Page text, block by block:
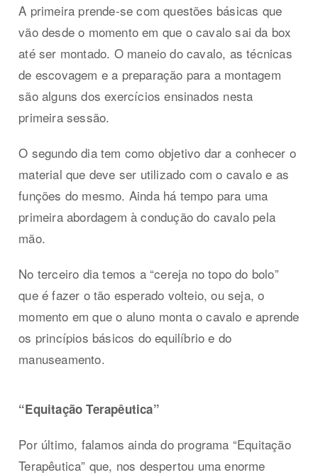
A primeira prende-se com questões básicas que
vão desde o momento em que o cavalo sai da box
até ser montado. O maneio do cavalo, as técnicas
de escovagem e a preparação para a montagem
são alguns dos exercícios ensinados nesta
primeira sessão.
O segundo dia tem como objetivo dar a conhecer o
material que deve ser utilizado com o cavalo e as
funções do mesmo. Ainda há tempo para uma
primeira abordagem à condução do cavalo pela
mão.
No terceiro dia temos a “cereja no topo do bolo”
que é fazer o tão esperado volteio, ou seja, o
momento em que o aluno monta o cavalo e aprende
os princípios básicos do equilíbrio e do
manuseamento.
“Equitação Terapêutica”
Por último, falamos ainda do programa “Equitação
Terapêutica” que, nos despertou uma enorme